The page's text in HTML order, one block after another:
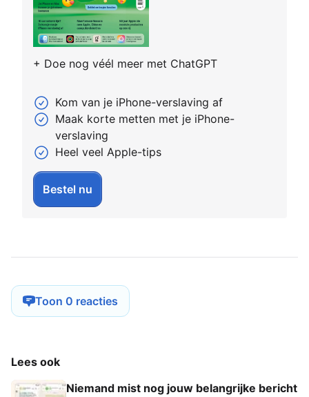
+ Doe nog véél meer met ChatGPT
Kom van je iPhone-verslaving af
Maak korte metten met je iPhone-
verslaving
Heel veel Apple-tips
Bestel nu
Toon 0 reacties
Lees ook
Niemand mist nog jouw belangrijke bericht